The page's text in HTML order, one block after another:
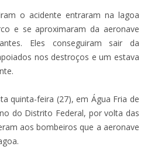
o acidente entraram na lagoa
e se aproximaram da aeronave
Eles conseguiram sair da
nos destroços e um estava
quinta-feira (27), em Água Fria de
do Distrito Federal, por volta das
aos bombeiros que a aeronave